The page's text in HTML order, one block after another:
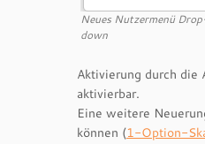
Neues Nutzermenü
down
Aktivierung durch die
aktivierbar.
Eine weitere
können (1-Option-